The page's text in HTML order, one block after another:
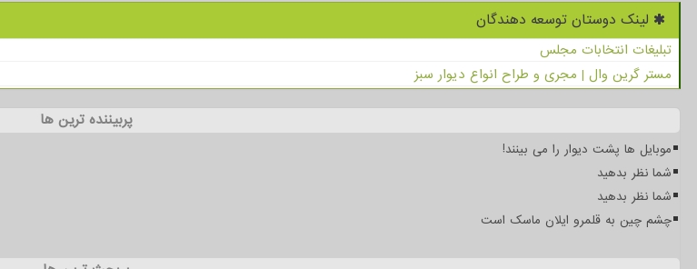
لینک دوستان توسعه دهندگان
تبلیغات انتخابات مجلس
مستر گرین وال | مجری و طراح انواع دیوار سبز
پربیننده ترین ها
موبایل ها پشت دیوار را می بینند!
شما نظر بدهید
شما نظر بدهید
چشم چین به قلمرو ایلان ماسک است